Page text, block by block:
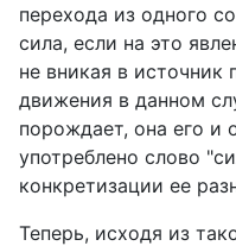
перехода из одного
сила, если на это
не вникая в источник
движения в данном
порождает, она его и
употреблено слово
конкретизации ее
Теперь, исходя из